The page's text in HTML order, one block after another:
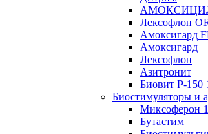
Лексофлон
Амоксигард
Амоксигард
Лексофлон
Азитронит
Биовит Р-150
Биостимуляторы и
Миксоферон
Бутастим